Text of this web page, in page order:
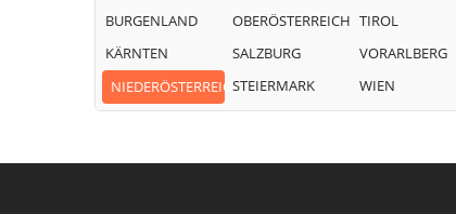
BURGENLAND
KÄRNTEN
NIEDERÖSTERREICH
OBERÖSTERREICH
SALZBURG
STEIERMARK
TIROL
VORARLBERG
WIEN